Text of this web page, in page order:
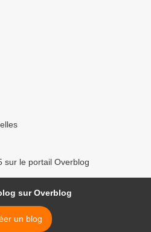
sur le portail Overblog
sur Overblog
un blog